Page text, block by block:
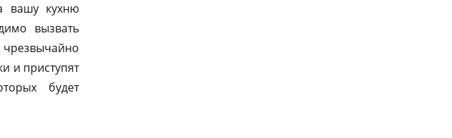
вашу кухню
вызвать
и приступят
будет